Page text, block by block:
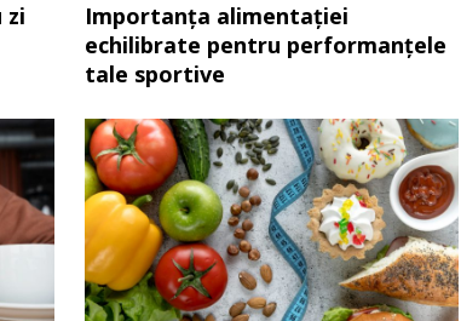
zi
Importanța alimentației
echilibrate pentru performanțele
tale sportive